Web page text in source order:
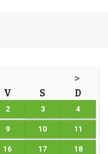
>
V S D
2 3 4
9 10 11
16 17 18